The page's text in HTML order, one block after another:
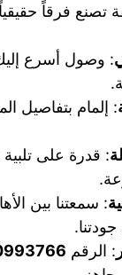
تصنع فرقاً
: وصول أسرع
: إلمام بتفاصيل
: قدرة على تلبية
: سمعتنا بين
: الرقم